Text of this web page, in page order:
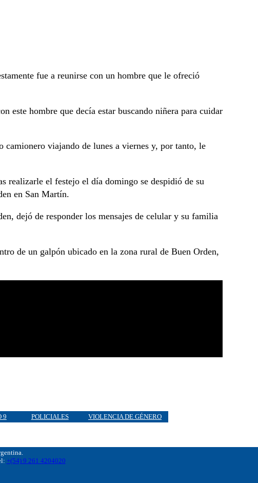
fue a reunirse con un hombre que le ofreció
este hombre que decía estar buscando niñera para cuidar
camionero viajando de lunes a viernes y, por tanto, le
realizarle el festejo el día domingo se despidió de su
en San Martín.
dejó de responder los mensajes de celular y su familia
de un galpón ubicado en la zona rural de Buen Orden,
9 POLICIALES VIOLENCIA DE GÉNERO
+(54) 9 261 4204020